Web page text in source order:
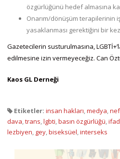
özgürlüğünü hedef almasına
Onarım/dönüşüm terapilerinin
yasaklanması gerektiğini bir
Gazetecilerin susturulmasına,
edilmesine izin vermeyeceğiz. Can
Kaos GL Derneği
Etiketler: insan hakları,medya,
dava,trans,lgbti,basın özgürlüğü,
lezbiyen, gey,biseksüel,interseks